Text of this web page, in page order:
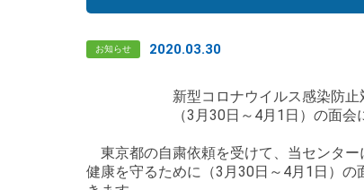
お知らせ 2020.03.30
新型コロナウイルス感染防止対
（3月30日～4月1日）の面会に
東京都の自粛依頼を受けて、当センター
健康を守るために（3月30日～4月1日）の